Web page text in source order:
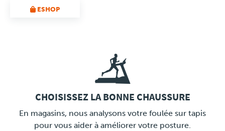
ESHOP
LINK
CHOISISSEZ LA BONNE CHAUSSURE
En magasins, nous analysons votre foulée sur tapis
pour vous aider à améliorer votre posture.